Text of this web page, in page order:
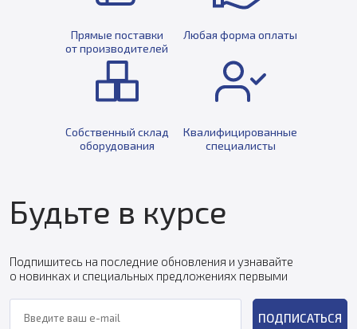
Прямые поставки
от производителей
Любая форма оплаты
Собственный склад
оборудования
Квалифицированные
специалисты
Будьте в курсе
Подпишитесь на последние обновления и узнавайте
о новинках и специальных предложениях первыми
ПОДПИСАТЬСЯ